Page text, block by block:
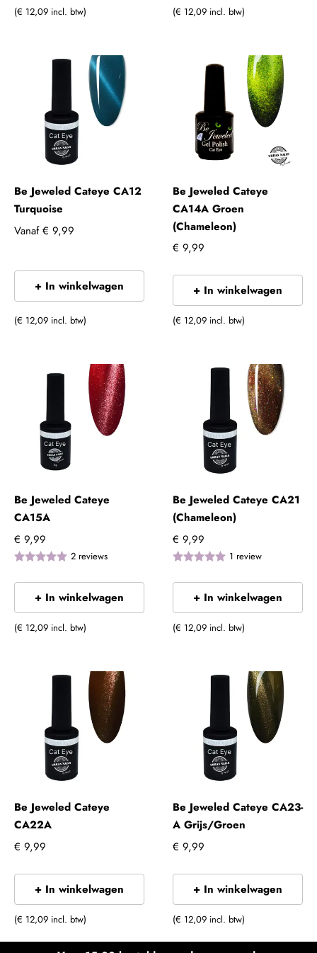
(€ 12,09 incl. btw) (€ 12,09 incl. btw)
Be Jeweled Cateye CA12
Turquoise
Vanaf € 9,99
+ In winkelwagen
(€ 12,09 incl. btw)
Be Jeweled Cateye
CA14A Groen
(Chameleon)
€ 9,99
+ In winkelwagen
(€ 12,09 incl. btw)
Be Jeweled Cateye
CA15A
€ 9,99
2 reviews
+ In winkelwagen
(€ 12,09 incl. btw)
Be Jeweled Cateye CA21
(Chameleon)
€ 9,99
1 review
+ In winkelwagen
(€ 12,09 incl. btw)
Be Jeweled Cateye
CA22A
€ 9,99
+ In winkelwagen
(€ 12,09 incl. btw)
Be Jeweled Cateye CA23-
A Grijs/Groen
€ 9,99
+ In winkelwagen
(€ 12,09 incl. btw)